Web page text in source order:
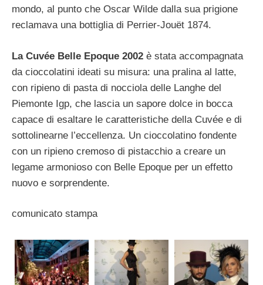
mondo, al punto che Oscar Wilde dalla sua prigione
reclamava una bottiglia di Perrier-Jouët 1874.
La Cuvée Belle Epoque 2002 è stata accompagnata
da cioccolatini ideati su misura: una pralina al latte,
con ripieno di pasta di nocciola delle Langhe del
Piemonte Igp, che lascia un sapore dolce in bocca
capace di esaltare le caratteristiche della Cuvée e di
sottolinearne l’eccellenza. Un cioccolatino fondente
con un ripieno cremoso di pistacchio a creare un
legame armonioso con Belle Epoque per un effetto
nuovo e sorprendente.
comunicato stampa